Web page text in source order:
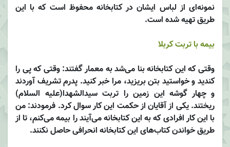
نمونه‌ای از لباس ایشان در کتابخانه محفوظ است که با این
طریق تهیه شده است.
بیمه با تربت کربلا
وقتی که این کتابخانه بنا می‌شد به معمار گفتند: وقتی که پی را
کندید و خواستید بتن بریزید، مرا خبر کنید. پدرم تشریف آوردند
و چهار گوشه این زمین را تربت سید‌الشهدا‌(علیه السلام)
ریختند. یکی از آقایان از حکمت این کار سوال کرد. فرمودند: من
با این کار افرادی که به این کتابخانه می‌آیند را بیمه می‌کنم، تا از
طریق خواندن کتاب‌های این کتابخانه انحرافی حاصل نکنند.